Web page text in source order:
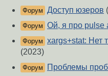
Форум Доступ юзеров
Форум Ой, я про pulse
Форум xargs+stat: Нет
(2023)
Форум Проблемы